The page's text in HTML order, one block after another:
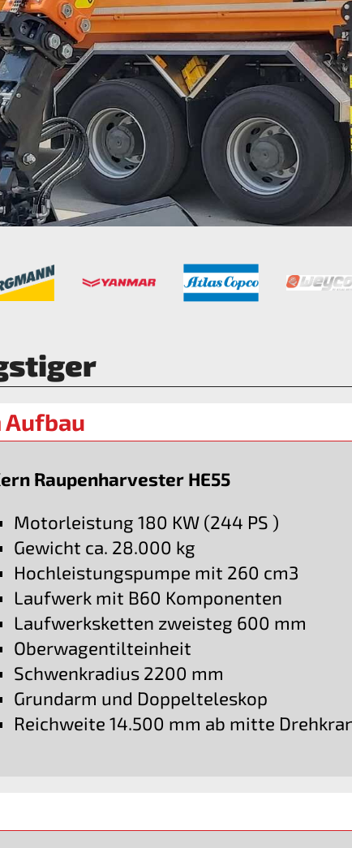
Aufbau
Raupenharvester HE55
Motorleistung 180 KW (244 PS )
Gewicht ca. 28.000 kg
Hochleistungspumpe mit 260 cm3
Laufwerk mit B60 Komponenten
Laufwerksketten zweisteg 600 mm
Oberwagentilteinheit
Schwenkradius 2200 mm
Grundarm und Doppelteleskop
Reichweite 14.500 mm ab mitte